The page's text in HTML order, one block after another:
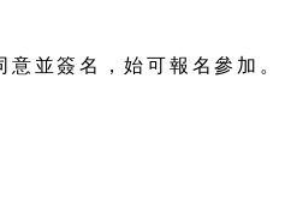
並簽名，始可報名參加。